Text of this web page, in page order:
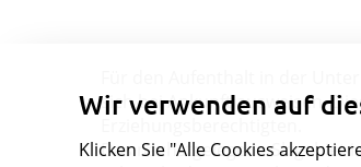
sich bei Ankunft ausweisen.
Das nächstgelegene Skigebiet
Wir verwenden auf
Klicken Sie "Alle Cookies